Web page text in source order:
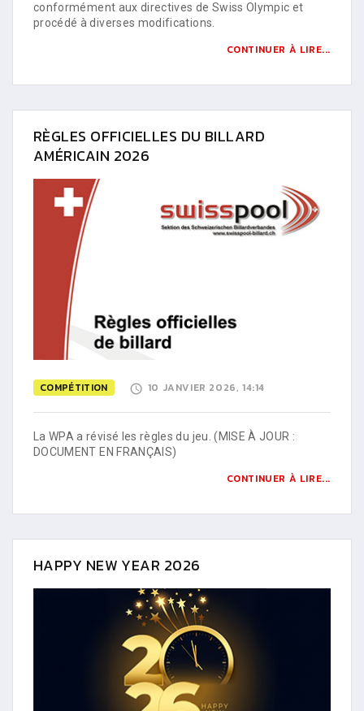
conformément aux directives de Swiss Olympic et
procédé à diverses modifications.
CONTINUER À LIRE...
RÈGLES OFFICIELLES DU BILLARD
AMÉRICAIN 2026
COMPÉTITION 10 JANVIER 2026, 14:14
La WPA a révisé les règles du jeu. (MISE À JOUR :
DOCUMENT EN FRANÇAIS)
CONTINUER À LIRE...
HAPPY NEW YEAR 2026